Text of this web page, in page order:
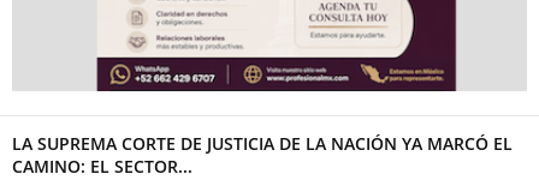
LA SUPREMA CORTE DE JUSTICIA DE LA NACIÓN YA MARCÓ EL
CAMINO: EL SECTOR...